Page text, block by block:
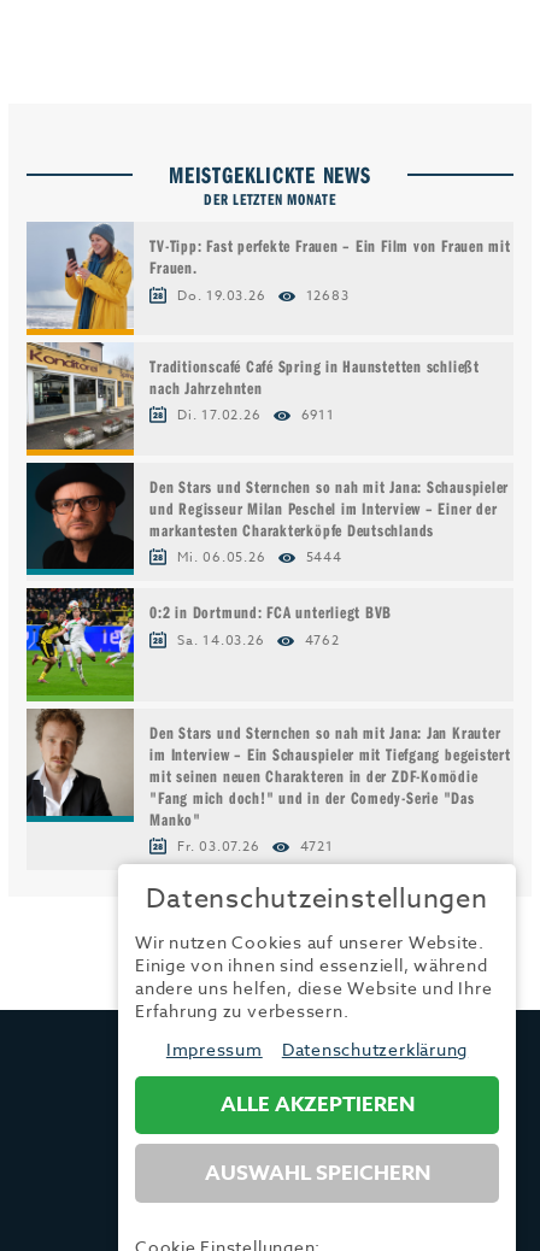
MEISTGEKLICKTE NEWS
DER LETZTEN MONATE
TV-Tipp: Fast perfekte Frauen – Ein Film von Frauen mit
Frauen.
Do. 19.03.26 12683
Traditionscafé Café Spring in Haunstetten schließt
nach Jahrzehnten
Di. 17.02.26 6911
Den Stars und Sternchen so nah mit Jana: Schauspieler
und Regisseur Milan Peschel im Interview – Einer der
markantesten Charakterköpfe Deutschlands
Mi. 06.05.26 5444
0:2 in Dortmund: FCA unterliegt BVB
Sa. 14.03.26 4762
Den Stars und Sternchen so nah mit Jana: Jan Krauter
im Interview – Ein Schauspieler mit Tiefgang begeistert
mit seinen neuen Charakteren in der ZDF-Komödie
"Fang mich doch!" und in der Comedy-Serie "Das
Manko"
Fr. 03.07.26 4721
TRENDYONE
Fax:
+49 (0) 821 / 99 82 34 41
Datenschutzeinstellungen
Wir nutzen Cookies auf unserer Website.
Einige von ihnen sind essenziell, während
andere uns helfen, diese Website und Ihre
Erfahrung zu verbessern.
Impressum
Datenschutzerklärung
ALLE AKZEPTIEREN
AUSWAHL SPEICHERN